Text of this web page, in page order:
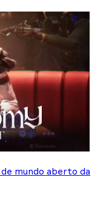
de mundo aberto da